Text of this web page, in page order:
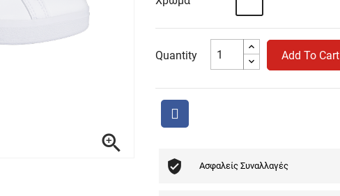

Quantity Add To Cart
Ασφαλείς Συναλλαγές